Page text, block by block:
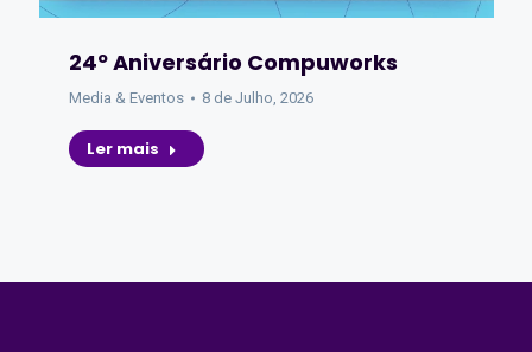
24º Aniversário Compuworks
Media & Eventos 8 de Julho, 2026
Ler mais